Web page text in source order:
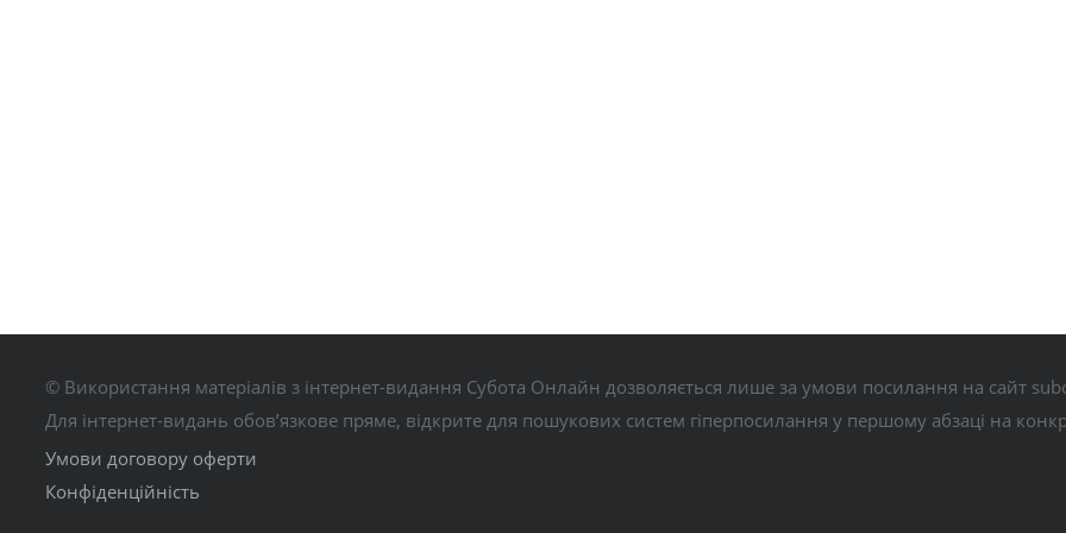
© Використання матеріалів з інтернет-видання Субота Онлайн дозволяється лише за умови посилання на сайт
Для інтернет-видань обов’язкове пряме, відкрите для пошукових систем гіперпосилання у першому абзаці на
Умови договору оферти
Конфіденційність